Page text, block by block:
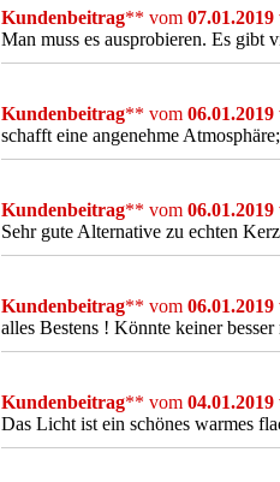
Kundenbeitrag** vom 07.01.2019
Man muss es ausprobieren. Es
Kundenbeitrag** vom 06.01.2019
schafft eine angenehme Atmosphäre;
Kundenbeitrag** vom 06.01.2019
Sehr gute Alternative zu echten
Kundenbeitrag** vom 06.01.2019
alles Bestens ! Könnte keiner besser
Kundenbeitrag** vom 04.01.2019
Das Licht ist ein schönes warmes